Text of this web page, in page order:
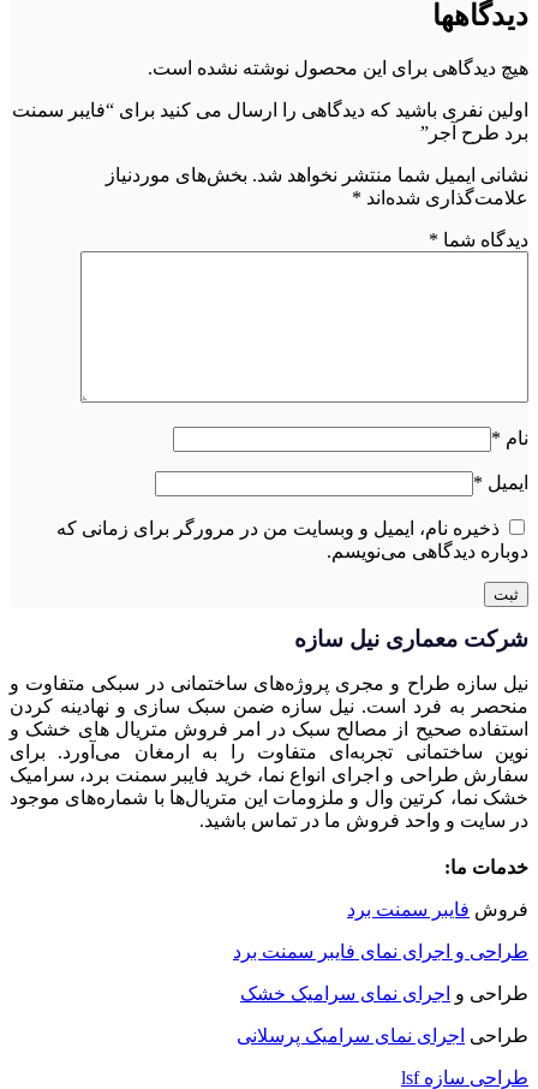
دیدگاهها
هیچ دیدگاهی برای این محصول نوشته نشده است.
اولین نفری باشید که دیدگاهی را ارسال می کنید برای “فایبر سمنت
برد طرح آجر”
نشانی ایمیل شما منتشر نخواهد شد. بخش‌های موردنیاز
علامت‌گذاری شده‌اند *
دیدگاه شما *
نام *
ایمیل *
ذخیره نام، ایمیل و وبسایت من در مرورگر برای زمانی که
دوباره دیدگاهی می‌نویسم.
شرکت معماری نیل سازه
نیل سازه طراح و مجری پروژه‌های ساختمانی در سبکی متفاوت و
منحصر به فرد است. نیل سازه ضمن سبک سازی و نهادینه کردن
استفاده صحیح از مصالح سبک در امر فروش متریال های خشک و
نوین ساختمانی تجربه‌ای متفاوت را به ارمغان می‌آورد. برای
سفارش طراحی و اجرای انواع نما، خرید فایبر سمنت برد، سرامیک
خشک نما، کرتین وال و ملزومات این متریال‌ها با شماره‌های موجود
در سایت و واحد فروش ما در تماس باشید.
خدمات ما:
فروش فایبر سمنت برد
طراحی و اجرای نمای فایبر سمنت برد
طراحی و اجرای نمای سرامیک خشک
طراحی اجرای نمای سرامیک پرسلانی
طراحی سازه lsf